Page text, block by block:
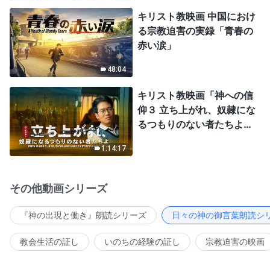
48:04
キリスト教映画 中国におけ
る宗教迫害の実録「青春の
赤い涙」
1:14:17
キリスト教映画「神への信
仰３ 立ち上がれ、奴隷にな
るつもりのない者たちよ」
その他動画シリーズ
『神の出現と働き』朗読シリーズ 日々の神の御言葉朗読シ
教会生活の証し いのちの経験の証し 宗教迫害の映画